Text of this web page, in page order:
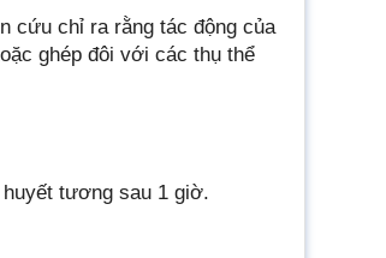
cứu chỉ ra rằng tác động của
ghép đôi với các thụ thể
huyết tương sau 1 giờ.